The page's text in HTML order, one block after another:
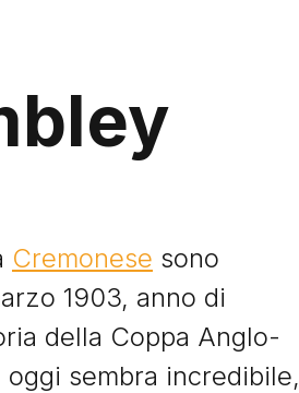
Cremonese sono
1903, anno di
della Coppa Anglo-
sembra incredibile,